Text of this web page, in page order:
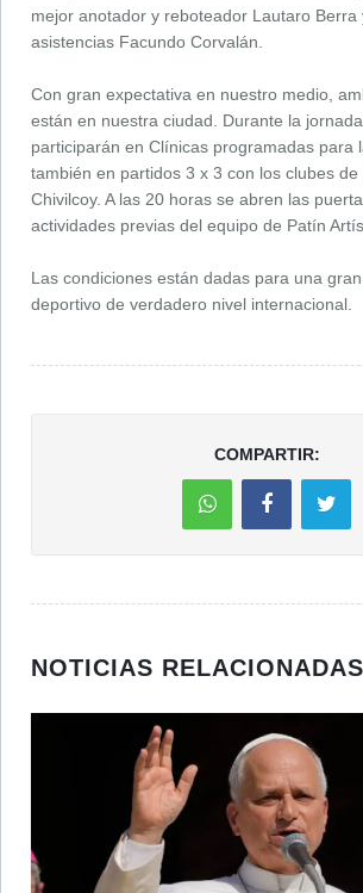
mejor anotador y reboteador Lautaro Berra
asistencias Facundo Corvalán.
Con gran expectativa en nuestro medio,
están en nuestra ciudad. Durante la
participarán en Clínicas programadas para
también en partidos 3 x 3 con los clubes de
Chivilcoy. A las 20 horas se abren las
actividades previas del equipo de Patín
Las condiciones están dadas para una
deportivo de verdadero nivel internacional.
COMPARTIR:
NOTICIAS RELACIONADAS